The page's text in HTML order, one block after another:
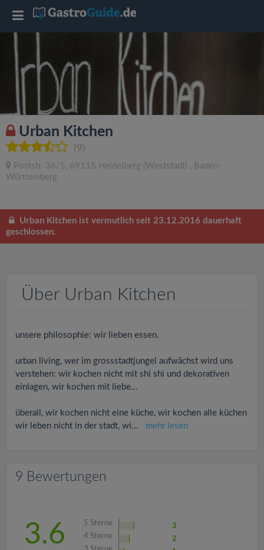
Urban Kitchen
(9)
Poststr. 36/5 , 69115 Heidelberg (Weststadt) , Baden-
Württemberg
Urban Kitchen ist vermutlich seit 23.12.2016 dauerhaft
geschlossen.
Über Urban Kitchen
unsere philosophie: wir lieben essen.
urban living, wer im grossstadtjungel aufwächst wird uns
verstehen: wir kochen nicht mit shi shi und dekorativen
einlagen, wir kochen mit liebe...
überall, wir kochen nicht eine küche, wir kochen alle küchen
wir leben nicht in der stadt, wi... mehr lesen
9 Bewertungen
3.6 5 Sterne
3
4 Sterne
2
T
l
e
a
i
a
t
i
n